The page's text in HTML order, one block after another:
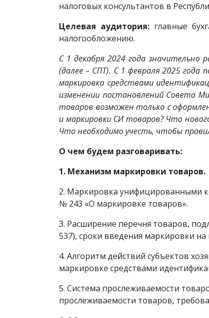
налоговых консультантов в
Целевая аудитория:главные
налогообложению.
С 1 декабря 2024 года значительно
(далее – СПТ). С 1 февраля 2025
маркировка средствами
изменении постановлений Совета
товаров возможен только с
и маркировки СИ товаров? Что
Что необходимо учесть, чтобы
О чем будем разговаривать:
1. Механизм маркировки товаров.
2. Маркировка унифицированными
№ 243 «О маркировке товаров».
3. Расширение перечня товаров,
537), сроки введения маркировки
4. Алгоритм действий субъектов
маркировке средствами
5. Система прослеживаемости
прослеживаемости товаров,